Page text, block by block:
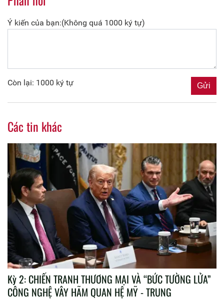
Ý kiến của bạn:(Không quá 1000 ký tự)
Còn lại: 1000 ký tự
Các tin khác
Kỳ 2: CHIẾN TRANH THƯƠNG MẠI VÀ “BỨC TƯỜNG LỬA”
CÔNG NGHỆ VÂY HÃM QUAN HỆ MỸ - TRUNG